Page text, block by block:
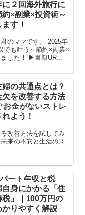
に２回海外旅行に
×副業×投資術～
す！
のママです。 2025年
でも叶う～節約×副業×
ました！ ▶書籍UR...
の共通点とは？
欠を改善する方法
お金がないストレ
よう！
改善方法を試してみ
来の不安と生活のス
ート年収と税
自身にかかる「住
税」｜100万円の
かりやすく解説